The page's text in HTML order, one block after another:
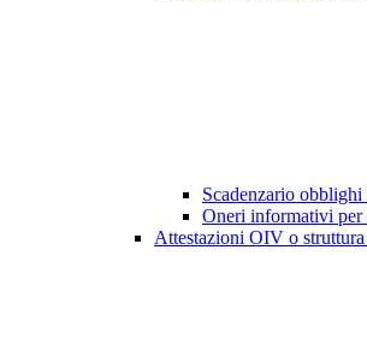
Scadenzario
Oneri informativi per
Attestazioni OIV o struttura